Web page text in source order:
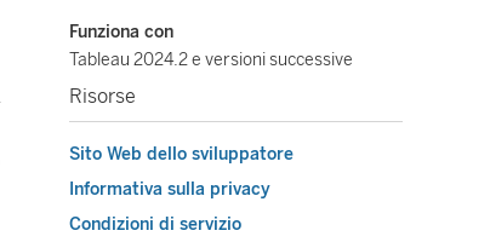
Funziona con
Tableau 2024.2 e versioni successive
Risorse
Sito Web dello sviluppatore
Informativa sulla privacy
Condizioni di servizio